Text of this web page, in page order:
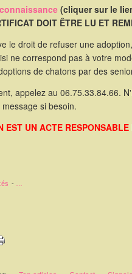
(cliquer sur le
DOIT ÊTRE LU ET
le droit de refuser une
ne correspond pas à votre
de chatons par des
appelez au 06.75.33.84.66.
si besoin.
EST UN ACTE RESPONSABLE
-